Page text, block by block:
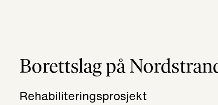
Borettslag på
Rehabiliteringsprosjekt